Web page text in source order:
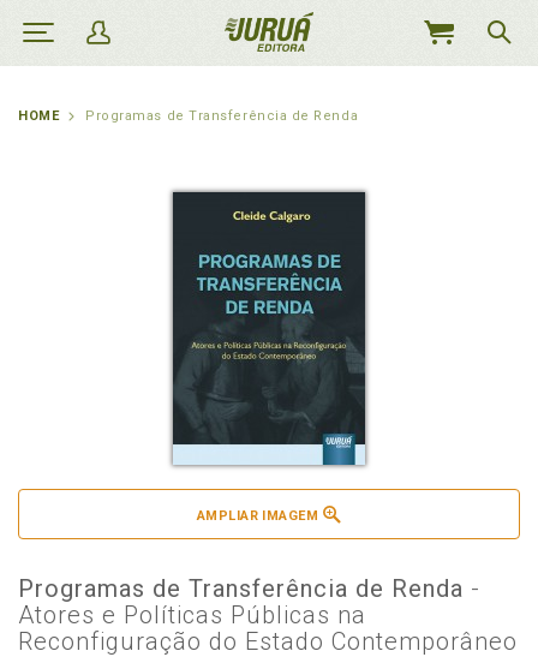
MEU
HOME Programas de Transferência de Renda
AMPLIAR IMAGEM
Programas de Transferência de Renda -
Atores e Políticas Públicas na
Reconfiguração do Estado Contemporâneo